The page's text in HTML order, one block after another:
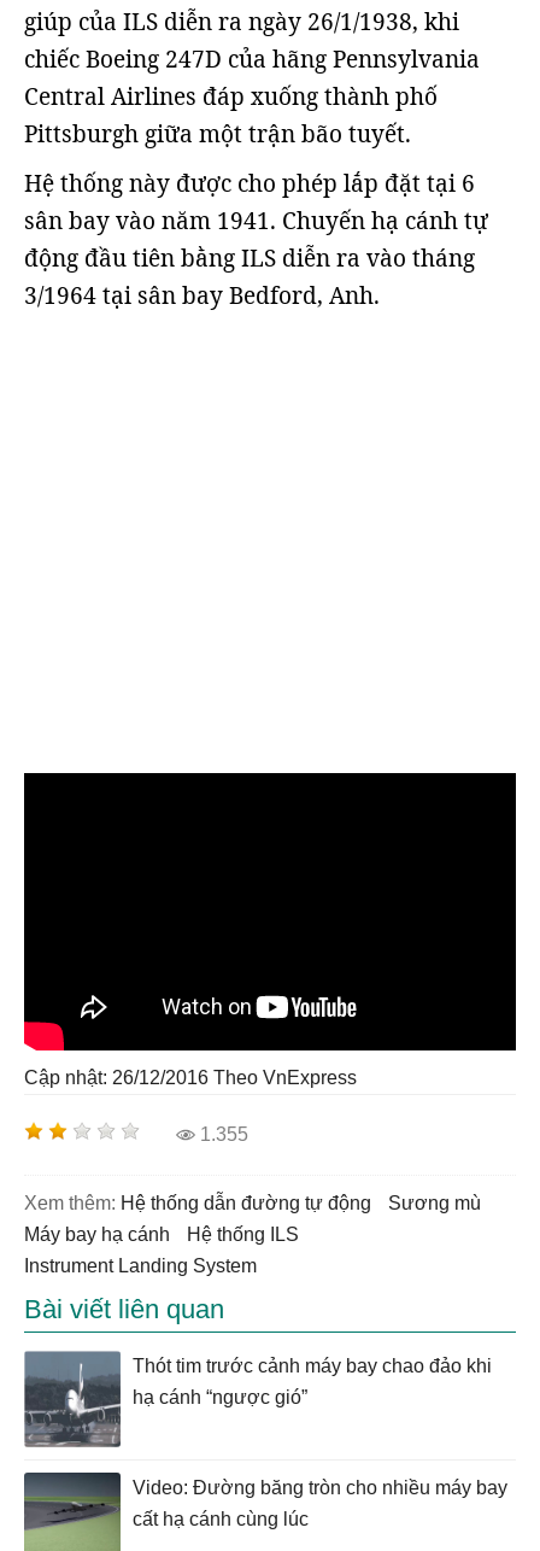
giúp của ILS diễn ra ngày 26/1/1938, khi
chiếc Boeing 247D của hãng Pennsylvania
Central Airlines đáp xuống thành phố
Pittsburgh giữa một trận bão tuyết.
Hệ thống này được cho phép lắp đặt tại 6
sân bay vào năm 1941. Chuyến hạ cánh tự
động đầu tiên bằng ILS diễn ra vào tháng
3/1964 tại sân bay Bedford, Anh.
Cập nhật: 26/12/2016 Theo VnExpress
1.355
Xem thêm: hệ thống dẫn đường tự động
sương mù
máy bay hạ cánh
Hệ thống ILS
Instrument Landing System
Bài viết liên quan
Thót tim trước cảnh máy bay chao đảo khi
hạ cánh “ngược gió”
Video: Đường băng tròn cho nhiều máy bay
cất hạ cánh cùng lúc